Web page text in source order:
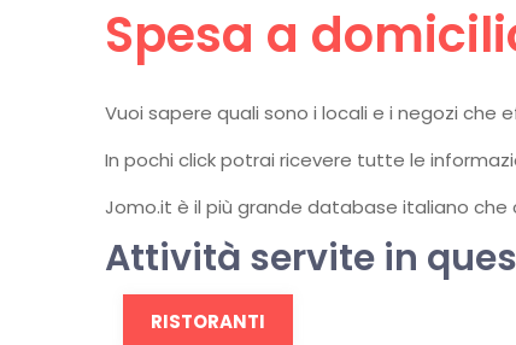
Spesa a
Vuoi sapere quali sono i locali e i negozi che
In pochi click potrai ricevere tutte le
Jomo.it è il più grande database italiano
Attività servite in
RISTORANTI